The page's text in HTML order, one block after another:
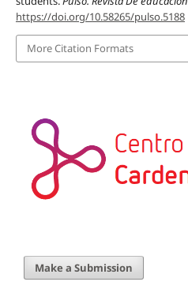
https://doi.org/10.58265/pulso.5188
More Citation Formats
Make a Submission